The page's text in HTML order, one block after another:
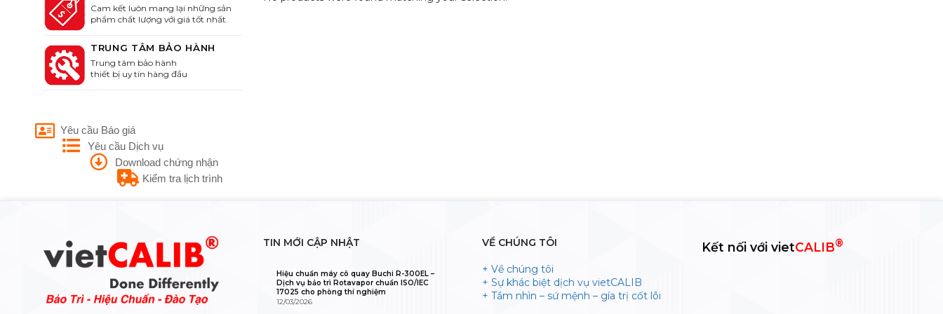
Cam kết luôn mang lại những sản
phẩm chất lượng với giá tốt nhất.
TRUNG TÂM BẢO HÀNH
Trung tâm bảo hành
thiết bị uy tín hàng đầu
Yêu cầu Báo giá
Yêu cầu Dịch vụ
Download chứng nhận
Kiểm tra lịch trình
TIN MỚI CẬP NHẬT
Hiệu chuẩn máy cô quay Buchi R-300EL –
Dịch vụ bảo trì Rotavapor chuẩn ISO/IEC
17025 cho phòng thí nghiệm
12/03/2026
VỀ CHÚNG TÔI
+ Về chúng tôi
+ Sự khác biệt dịch vụ vietCALIB
+ Tầm nhìn – sứ mệnh – gía trị cốt lõi
Kết nối với vietCALIB®